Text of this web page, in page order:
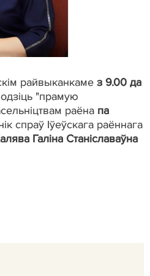
райвыканкаме з 9.00 да
"прамую
раёна па
спраў Іўеўскага раённага
Галіна Станіславаўна